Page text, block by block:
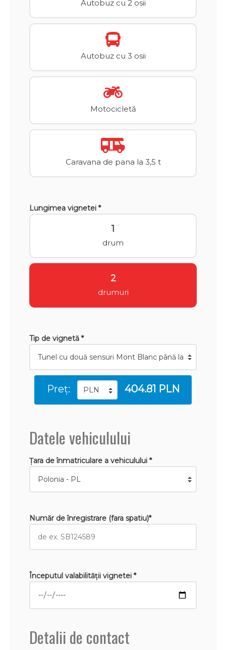
Autobuz cu 2 osii
Autobuz cu 3 osii
Motocicletă
Caravana de pana la 3,5 t
Lungimea vignetei *
1
drum
2
drumuri
Tip de vignetă *
Preț: 404.81 PLN
Datele vehiculului
Țara de înmatriculare a vehiculului *
Număr de înregistrare (fara spatiu)*
Începutul valabilităţii vignetei *
Detalii de contact